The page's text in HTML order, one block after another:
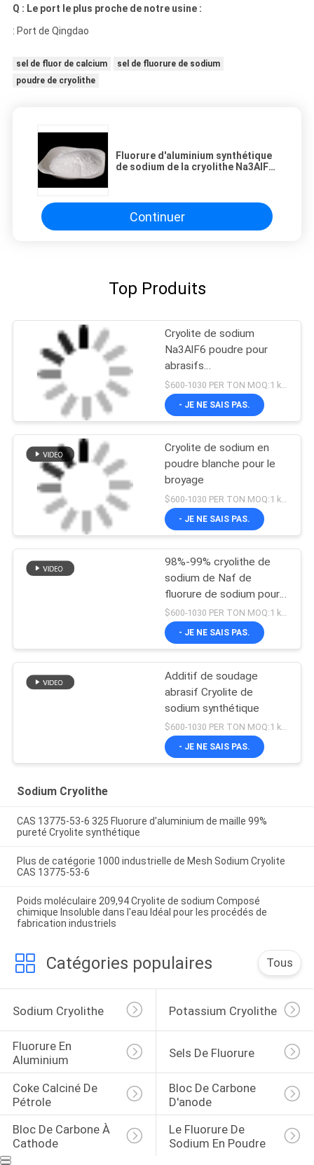
Q : Le port le plus proche de notre usine :
: Port de Qingdao
sel de fluor de calcium
sel de fluorure de sodium
poudre de cryolithe
Fluorure d'aluminium synthétique
de sodium de la cryolithe Na3AlF6
Continuer
Top Produits
Cryolite de sodium
Na3AlF6 poudre pour
abrasifs
Hexafluoroaluminate de
sodium
- JE NE SAIS PAS.
Cryolite de sodium en
poudre blanche pour le
broyage
- JE NE SAIS PAS.
98%-99% cryolithe de
sodium de Naf de
fluorure de sodium pour
l'électrolyse en aluminium$600-1030 PER TON MOQ:1 kg ou plus
- JE NE SAIS PAS.
Additif de soudage
abrasif Cryolite de
sodium synthétique
$600-1030 PER TON MOQ:1 kg ou plus
- JE NE SAIS PAS.
Sodium Cryolithe
CAS 13775-53-6 325 Fluorure d'aluminium de maille 99%
pureté Cryolite synthétique
Plus de catégorie 1000 industrielle de Mesh Sodium Cryolite
CAS 13775-53-6
Poids moléculaire 209,94 Cryolite de sodium Composé
chimique Insoluble dans l'eau Idéal pour les procédés de
fabrication industriels
Catégories populaires Tous
Sodium Cryolithe Potassium Cryolithe
Fluorure En
Aluminium
Sels De Fluorure
Coke Calciné De
Pétrole
Bloc De Carbone
D'anode
Bloc De Carbone À
Cathode
Le Fluorure De
Sodium En Poudre